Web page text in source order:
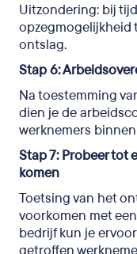
Uitzondering: bij
ontslag.
Stap 6:
Na toestemming
dien je de
werknemers
Stap 7: Probeer tot
komen
Toetsing van het
voorkomen met
bedrijf kun je